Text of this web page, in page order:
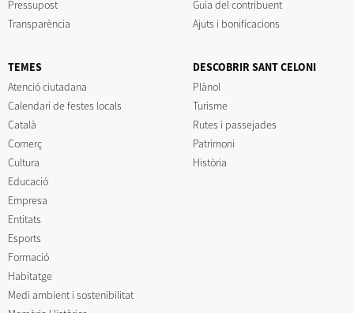
Pressupost
Transparència
Guia del contribuent
Ajuts i bonificacions
TEMES
Atenció ciutadana
Calendari de festes locals
Català
Comerç
Cultura
Educació
Empresa
Entitats
Esports
Formació
Habitatge
Medi ambient i sostenibilitat
DESCOBRIR SANT CELONI
Plànol
Turisme
Rutes i passejades
Patrimoni
Història